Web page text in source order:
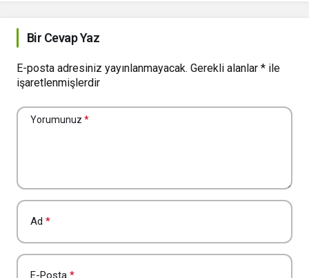
Bir Cevap Yaz
E-posta adresiniz yayınlanmayacak. Gerekli alanlar * ile
işaretlenmişlerdir
Yorumunuz *
Ad *
E-Posta *